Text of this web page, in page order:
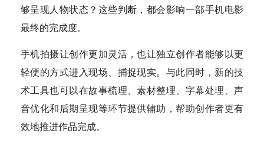
够呈现人物状态？这些判断，都会影响一部手机电影
最终的完成度。
手机拍摄让创作更加灵活，也让独立创作者能够以更
轻便的方式进入现场、捕捉现实。与此同时，新的技
术工具也可以在故事梳理、素材整理、字幕处理、声
音优化和后期呈现等环节提供辅助，帮助创作者更有
效地推进作品完成。